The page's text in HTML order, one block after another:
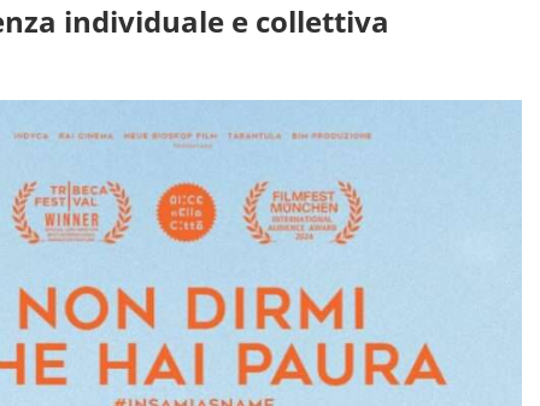
individuale e collettiva